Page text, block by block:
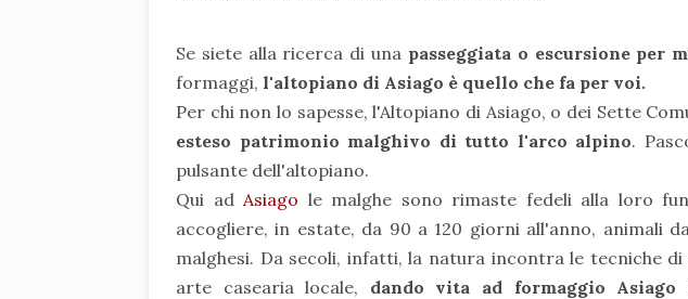
Se siete alla ricerca di una passeggiata o escursione per
formaggi, l'altopiano di Asiago è quello che fa per voi.
Per chi non lo sapesse, l'Altopiano di Asiago, o dei Sette
esteso patrimonio malghivo di tutto l'arco alpino.
pulsante dell'altopiano.
Qui adAsiago le malghe sono rimaste fedeli alla loro
accogliere, in estate, da 90 a 120 giorni all'anno, animali
malghesi. Da secoli, infatti, la natura incontra le tecniche
arte casearia locale, dando vita ad formaggio Asiago